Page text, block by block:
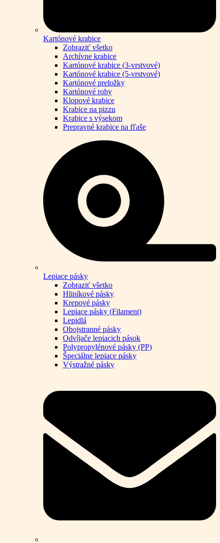
Kartónové krabice
Zobraziť všetko
Archívne krabice
Kartónové krabice (3-vrstvové)
Kartónové krabice (5-vrstvové)
Kartónové preložky
Kartónové rohy
Klopové krabice
Krabice na pizzu
Krabice s výsekom
Prepravné krabice na fľaše
Lepiace pásky
Zobraziť všetko
Hliníkové pásky
Krepové pásky
Lepiace pásky (Filament)
Lepidlá
Obojstranné pásky
Odvíjače lepiacich pások
Polypropylénové pásky (PP)
Špeciálne lepiace pásky
Výstražné pásky